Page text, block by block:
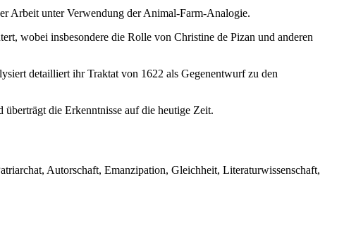
Arbeit unter Verwendung der Animal-Farm-Analogie.
wobei insbesondere die Rolle von Christine de Pizan und anderen
detailliert ihr Traktat von 1622 als Gegenentwurf zu den
die Erkenntnisse auf die heutige Zeit.
Autorschaft, Emanzipation, Gleichheit, Literaturwissenschaft,